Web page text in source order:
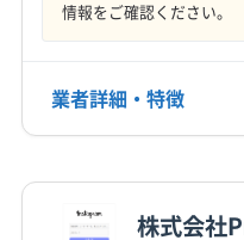
情報をご確認ください。
業者詳細・特徴
株式会社